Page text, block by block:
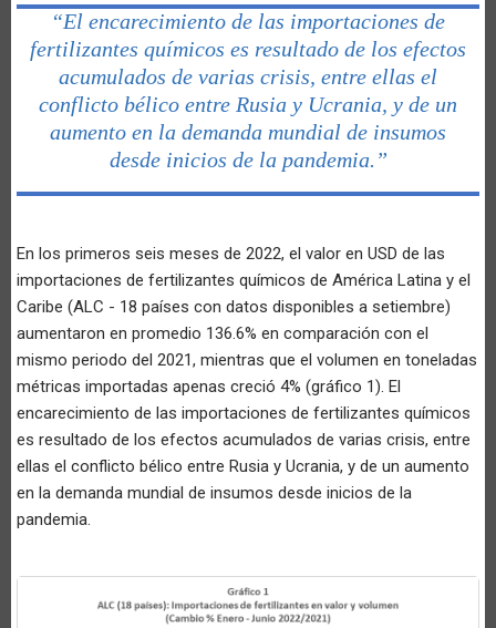
“El encarecimiento de las importaciones de
fertilizantes químicos es resultado de los efectos
acumulados de varias crisis, entre ellas el
conflicto bélico entre Rusia y Ucrania, y de un
aumento en la demanda mundial de insumos
desde inicios de la pandemia.”
En los primeros seis meses de 2022, el valor en USD de las
importaciones de fertilizantes químicos de América Latina y el
Caribe (ALC - 18 países con datos disponibles a setiembre)
aumentaron en promedio 136.6% en comparación con el
mismo periodo del 2021, mientras que el volumen en toneladas
métricas importadas apenas creció 4% (gráfico 1). El
encarecimiento de las importaciones de fertilizantes químicos
es resultado de los efectos acumulados de varias crisis, entre
ellas el conflicto bélico entre Rusia y Ucrania, y de un aumento
en la demanda mundial de insumos desde inicios de la
pandemia.